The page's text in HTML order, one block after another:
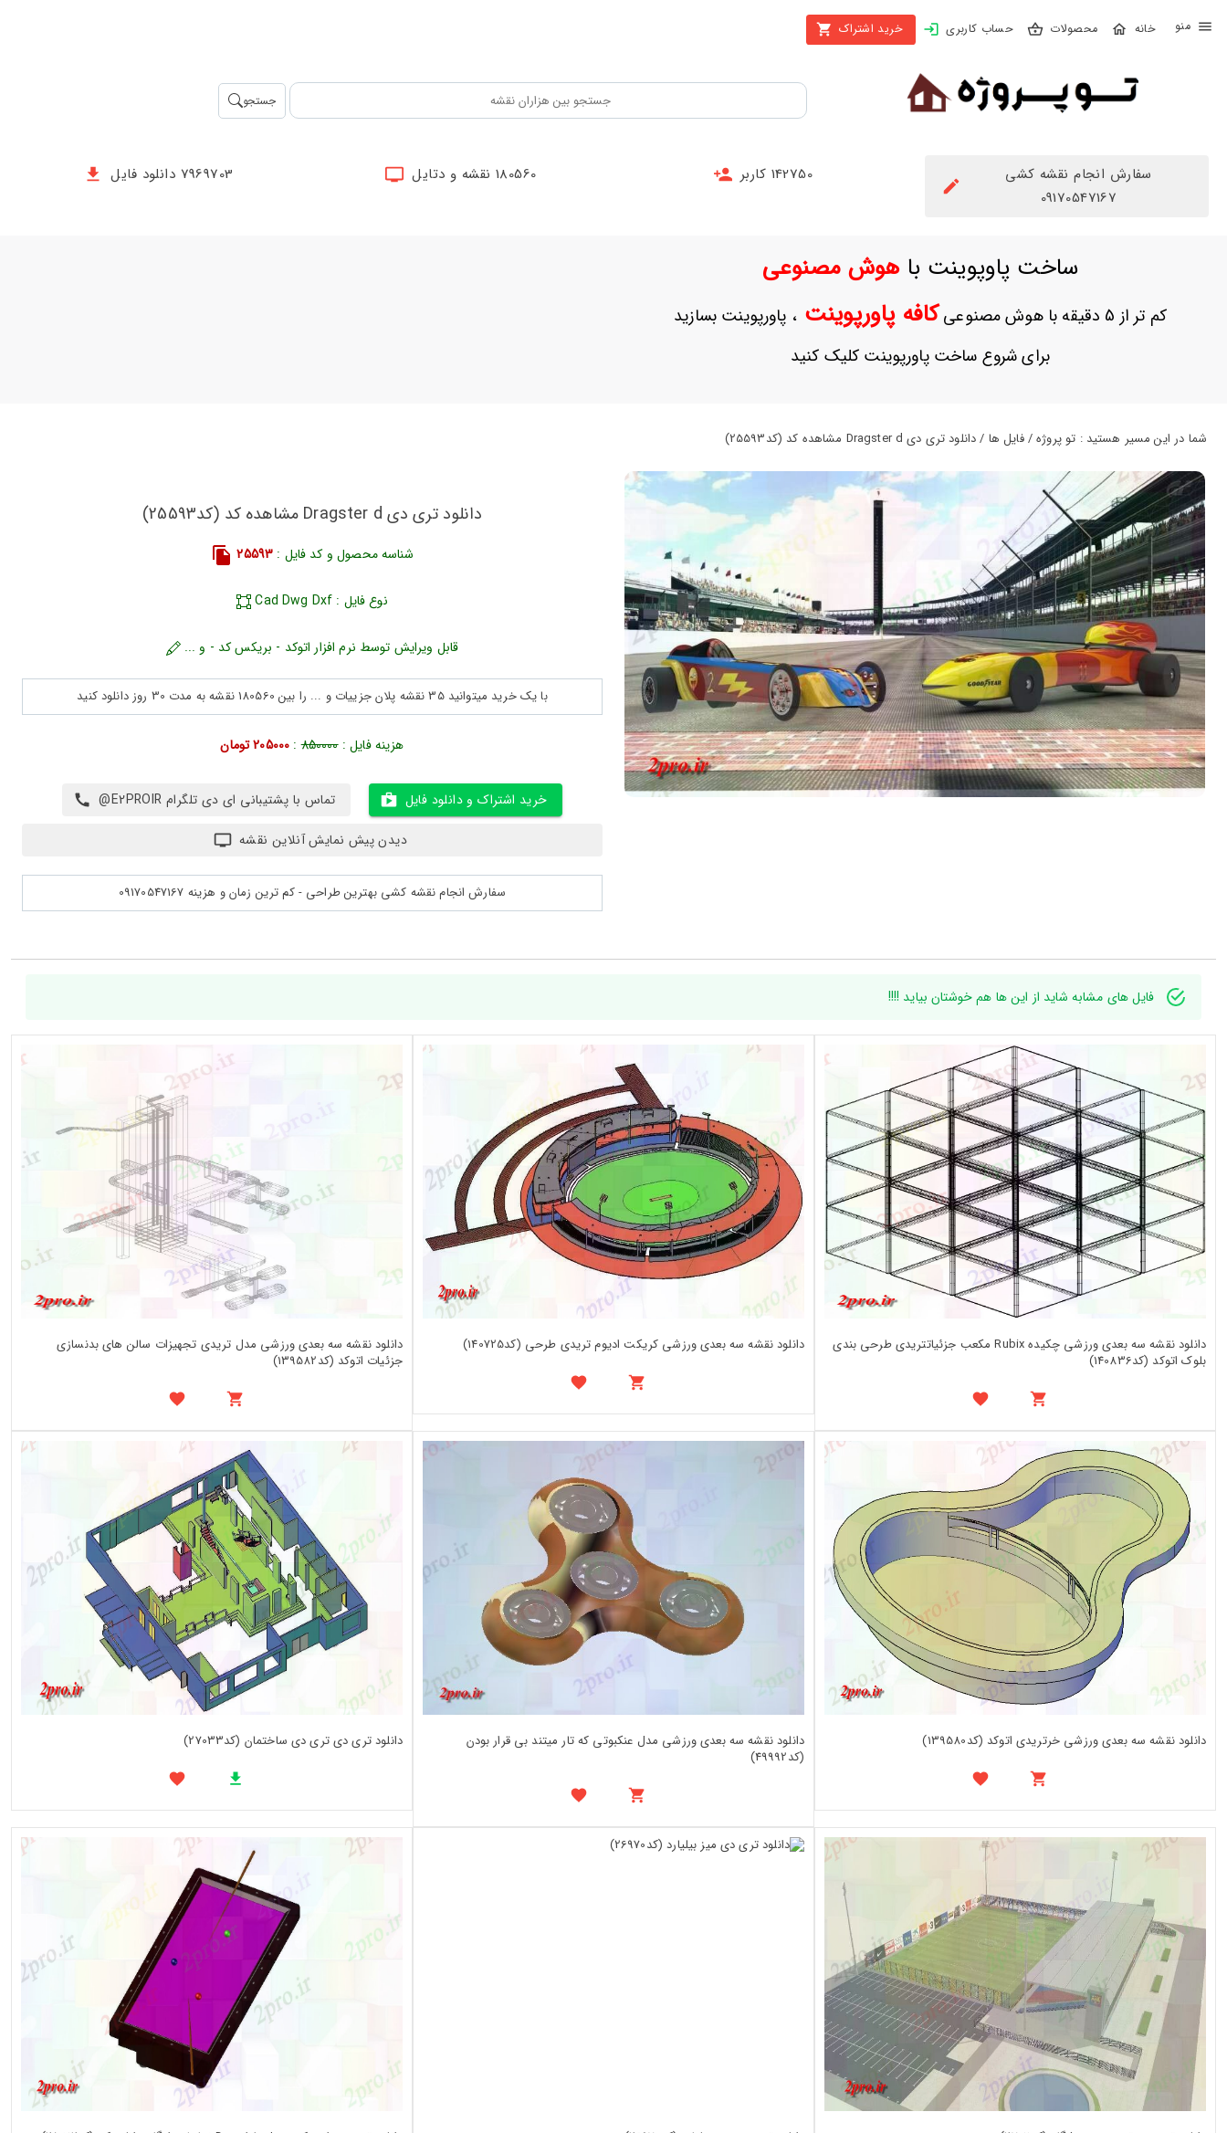
محصولات حساب کاربری خرید اشتراک
بستن
محصولات
حساب
کاربری
ثبت
نام
بازیابی
رمز
عبور
علاقه
مندی
ها
جستجو
سفارش انجام نقشه کشی
09170547167
142750 کاربر 180560 نقشه و دتایل 7969703 دانلود فایل
ساخت پاوپوینت باهوش مصنوعی
کم تر از 5 دقیقه با هوش مصنوعی کافه پاورپوینت، پاورپوینت بسازید
برای شروع ساخت پاورپوینت کلیک کنید
شما در این مسیر هستید : تو پروژه / فایل ها / دانلود تری دی Dragster d مشاهده کد (کد25593)
دانلود تری دی Dragster d مشاهده کد (کد25593)
شناسه محصول و کد فایل : 25593
نوع فایل : Cad Dwg Dxf
قابل ویرایش توسط نرم افزار اتوکد - بریکس کد - و ...
با یک خرید میتوانید 35 نقشه پلان جزییات و ... را بین 180560 نقشه به مدت 30 روز دانلود کنید
هزینه فایل :850000
: 205000 تومان
خرید اشتراک و دانلود فایل
تماس با پشتیبانی ای دی تلگرام E2PROIR@
دیدن پیش نمایش آنلاین نقشه
سفارش انجام نقشه کشی بهترین طراحی - کم ترین زمان و هزینه 09170547167
فایل های مشابه شاید از این ها هم خوشتان بیاید !!!!
دانلود نقشه سه بعدی ورزشی چکیده Rubix مکعب جزئیاتتریدی طرحی بندی
بلوک اتوکد (کد140836)
دانلود نقشه سه بعدی ورزشی کریکت ادیوم تریدی طرحی (کد140725)
دانلود نقشه سه بعدی ورزشی مدل تریدی تجهیزات سالن های بدنسازی
جزئیات اتوکد (کد139582)
دانلود نقشه سه بعدی ورزشی خرتریدی اتوکد (کد139580)
دانلود نقشه سه بعدی ورزشی مدل عنکبوتی که تار میتند بی قرار بودن
(کد49992)
دانلود تری دی تری دی ساختمان (کد27033)